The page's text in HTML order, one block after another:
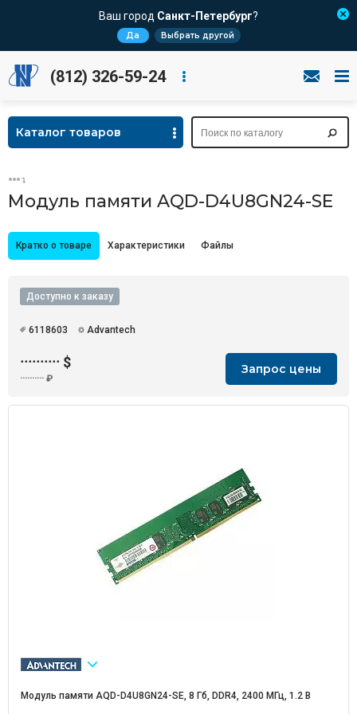
Ваш город Санкт-Петербург?
Да Выбрать другой
(812) 326-59-24
Каталог товаров
Модуль памяти AQD-D4U8GN24-SE
Кратко о товаре Характеристики Файлы
Доступно к заказу
6118603 Advantech
·········· $
·········· ₽
Запрос цены
Модуль памяти AQD-D4U8GN24-SE, 8 Гб, DDR4, 2400 МГц, 1.2 В